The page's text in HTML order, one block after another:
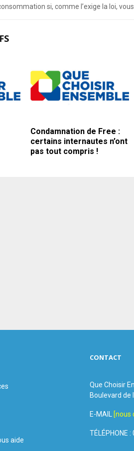
si, comme l’exige la loi,
Condamnation de Free :
certains internautes n’ont
pas tout compris !
aide
CONTACT
Que Choisir
Boulevard de
E-MAIL [nous
TÉLÉPHONE